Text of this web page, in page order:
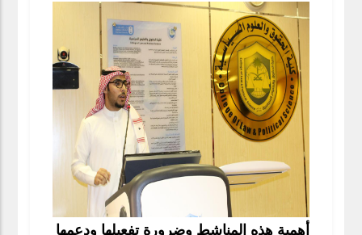
أهمية هذه المناشط وضرورة تفعيلها ودعمها